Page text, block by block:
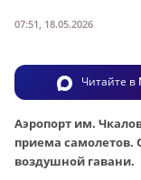
07:51, 18.05.2026
Читайте в
Аэропорт им.
приема самолетов.
воздушной гавани.